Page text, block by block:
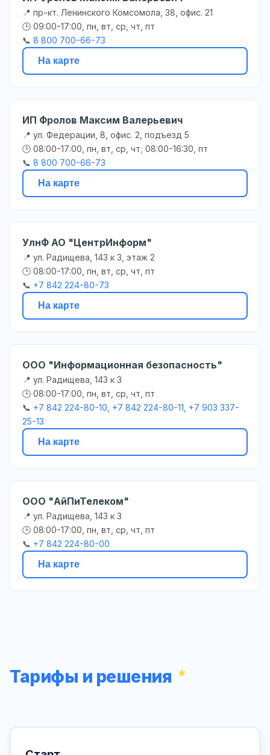
📍 пр-кт. Ленинского Комсомола, 38, офис. 21
🕒 09:00-17:00, пн, вт, ср, чт, пт
📞 8 800 700-66-73
На карте
ИП Фролов Максим Валерьевич
📍 ул. Федерации, 8, офис. 2, подъезд 5
🕒 08:00-17:00, пн, вт, ср, чт; 08:00-16:30, пт
📞 8 800 700-66-73
На карте
УлнФ АО "ЦентрИнформ"
📍 ул. Радищева, 143 к 3, этаж 2
🕒 08:00-17:00, пн, вт, ср, чт, пт
📞 +7 842 224-80-73
На карте
ООО "Информационная безопасность"
📍 ул. Радищева, 143 к 3
🕒 08:00-17:00, пн, вт, ср, чт, пт
📞 +7 842 224-80-10, +7 842 224-80-11, +7 903 337-
25-13
На карте
ООО "АйПиТелеком"
📍 ул. Радищева, 143 к 3
🕒 08:00-17:00, пн, вт, ср, чт, пт
📞 +7 842 224-80-00
На карте
Тарифы и решения